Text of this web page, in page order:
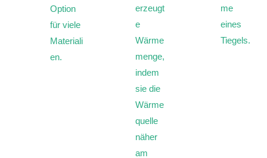
Option
für viele
Materiali
en.
erzeugt
e
Wärme
menge,
indem
sie die
Wärme
quelle
näher
am
me
eines
Tiegels.